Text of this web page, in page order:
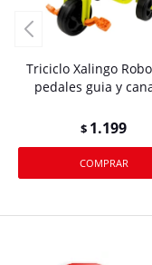
Triciclo Xalingo
pedales guia y
$ 1.199